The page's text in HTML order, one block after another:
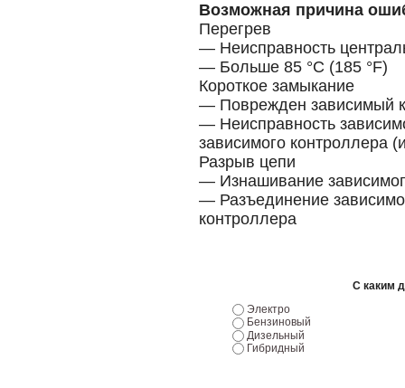
Возможная причина
Перегрев
— Неисправность
— Больше 85 °C (185 °F)
Короткое замыкание
— Поврежден зависимый
— Неисправность
зависимого контроллера
Разрыв цепи
— Изнашивание
— Разъединение
контроллера
С каким
Электро
Бензиновый
Дизельный
Гибридный